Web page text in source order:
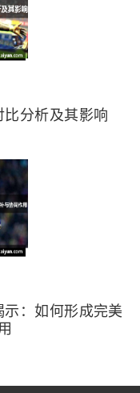
分析及其影响
：如何形成完美